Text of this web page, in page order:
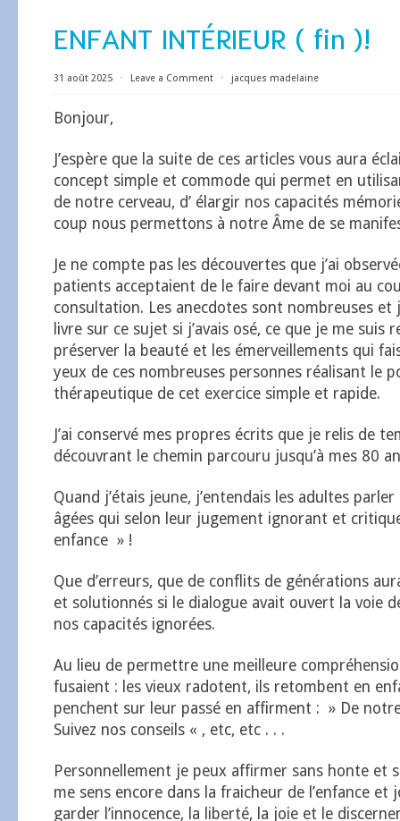
ENFANT INTÉRIEUR ( fin )!
31 août 2025 ⋅ Leave a Comment ⋅ jacques madelaine
Bonjour,
J’espère que la suite de ces articles vous aura
concept simple et commode qui permet en
de notre cerveau, d’ élargir nos capacités
coup nous permettons à notre Âme de se
Je ne compte pas les découvertes que j’ai
patients acceptaient de le faire devant moi au
consultation. Les anecdotes sont nombreuses et
livre sur ce sujet si j’avais osé, ce que je me suis
préserver la beauté et les émerveillements qui
yeux de ces nombreuses personnes réalisant le
thérapeutique de cet exercice simple et rapide.
J’ai conservé mes propres écrits que je relis de
découvrant le chemin parcouru jusqu’à mes 80
Quand j’étais jeune, j’entendais les adultes
âgées qui selon leur jugement ignorant et
enfance » !
Que d’erreurs, que de conflits de générations
et solutionnés si le dialogue avait ouvert la voie
nos capacités ignorées.
Au lieu de permettre une meilleure
fusaient : les vieux radotent, ils retombent en
penchent sur leur passé en affirment : » De
Suivez nos conseils « , etc, etc . . .
Personnellement je peux affirmer sans honte et
me sens encore dans la fraicheur de l’enfance et
garder l’innocence, la liberté, la joie et le